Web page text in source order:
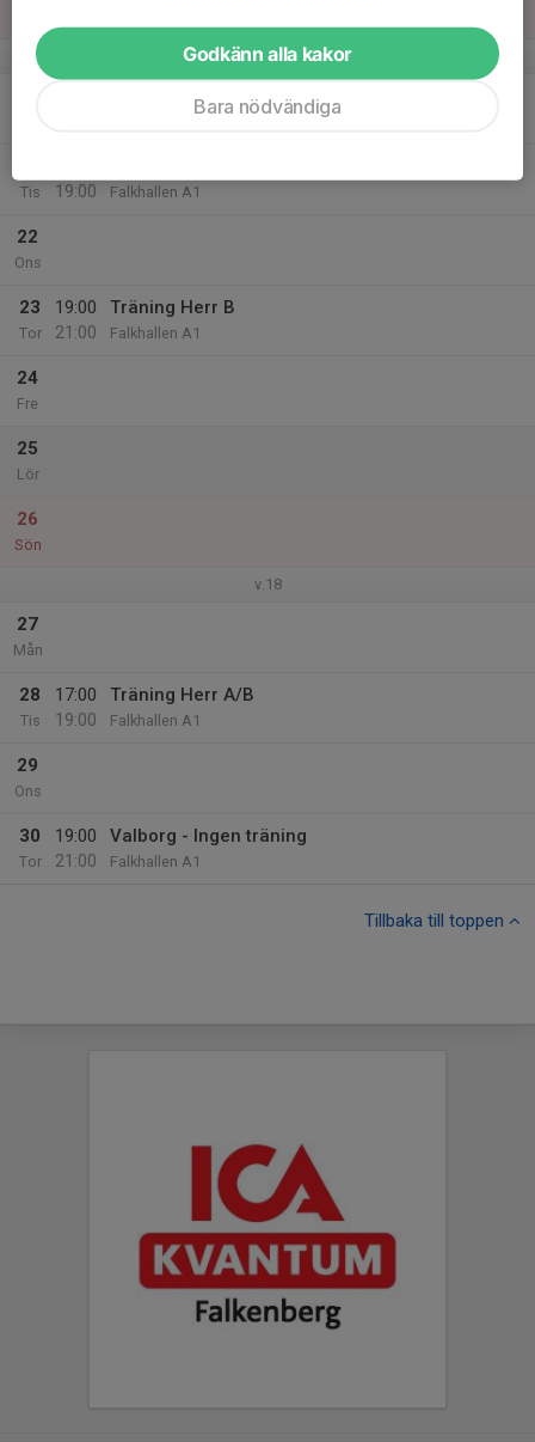
v.17
Tis
19:00
Falkhallen A1
22
Ons
23
Tor
19:00
21:00
Träning Herr B
Falkhallen A1
24
Fre
25
Lör
26
Sön
v.18
27
Mån
28
Tis
17:00
19:00
Träning Herr A/B
Falkhallen A1
29
Ons
30
Tor
19:00
21:00
Valborg - Ingen träning
Falkhallen A1
Tillbaka till toppen
Godkänn alla kakor
Bara nödvändiga